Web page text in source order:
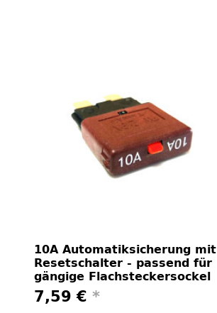
10A Automatiksicherung mit
Resetschalter - passend für
gängige Flachsteckersockel
7,59 € *